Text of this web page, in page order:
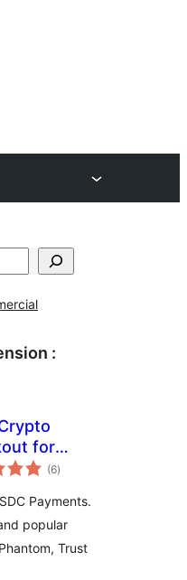
:
for
(6notes
en
)
Payments.
popular
Trust